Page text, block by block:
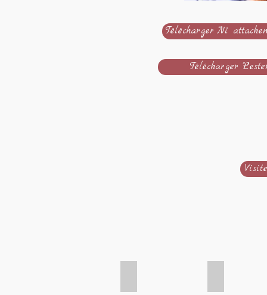
Télécharger "Ni
Télécharger